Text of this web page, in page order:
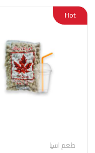
Hot
طعم اسيا